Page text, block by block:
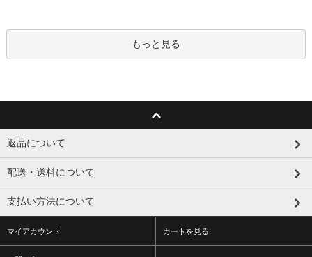
もっと見る
返品について
配送・送料について
支払い方法について
マイアカウント カートを見る